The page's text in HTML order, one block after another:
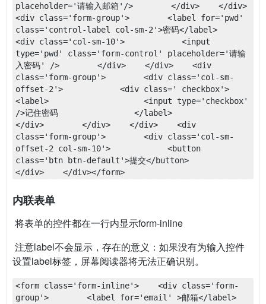
placeholder='请输入邮箱'/>        </div>    </div>
<div class='form-group'>        <label for='pwd'
class='control-label col-sm-2'>密码</label>
<div class='col-sm-10'>            <input
type='pwd' class='form-control' placeholder='请输
入密码' />        </div>    </div>    <div
class='form-group'>        <div class='col-sm-
offset-2'>            <div class=' checkbox'>
<label>                    <input type='checkbox'
/>记住密码                </label>
</div>        </div>    </div>    <div
class='form-group'>        <div class='col-sm-
offset-2 col-sm-10'>            <button
class='btn btn-default'>提交</button>
</div>    </div></form>
内联表单
​ 将表单的控件都在一行内显示form-inline
​ 注意label不会显示，存在的意义：如果没有为输入控件
设置label标签，屏幕阅读器将无法正确识别。
<form class='form-inline'>    <div class='form-
group'>        <label for='email' >邮箱</label>